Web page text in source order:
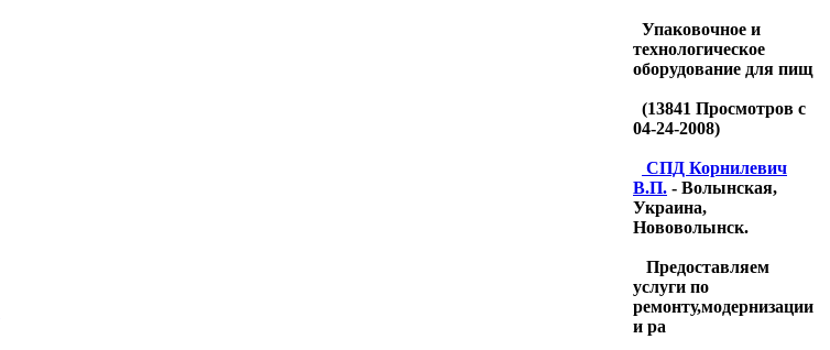
Упаковочное и
технологическое
оборудование для пищ
(13841 Просмотров с
04-24-2008)
CПД Корнилевич
В.П. - Волынская,
Украина,
Нововолынск.
Предоставляем
услуги по
ремонту,модернизации
и ра